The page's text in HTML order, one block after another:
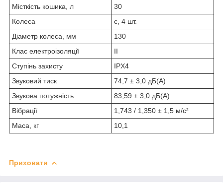
Місткість кошика, л
30
Колеса
є, 4 шт.
Діаметр колеса, мм
130
Клас електроізоляції
ІІ
Ступінь захисту
IPX4
Звуковий тиск
74,7 ± 3,0 дБ(А)
Звукова потужність
83,59 ± 3,0 дБ(А)
Вібрації
1,743 / 1,350 ± 1,5 м/с²
Маса, кг
10,1
Приховати